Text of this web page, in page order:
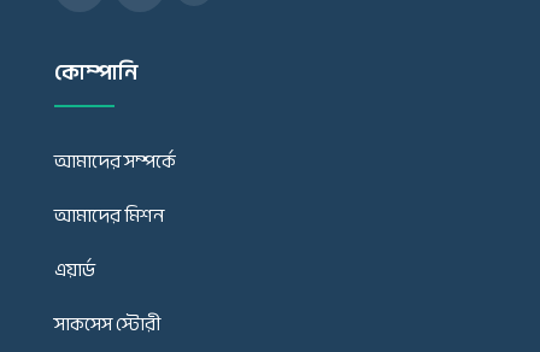
কোম্পানি
আমাদের সম্পর্কে
আমাদের মিশন
এয়ার্ড
সাকসেস স্টোরী